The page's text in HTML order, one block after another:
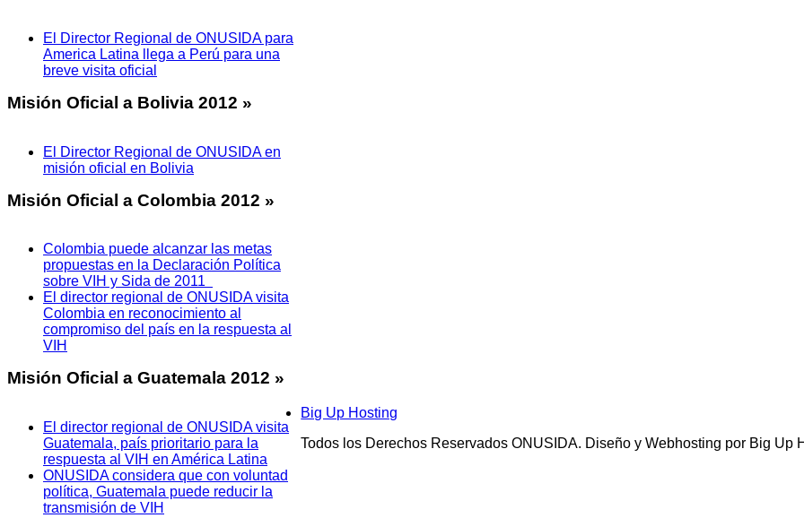
El Director Regional de ONUSIDA para
America Latina llega a Perú para una
breve visita oficial
Misión Oficial a Bolivia 2012 »
El Director Regional de ONUSIDA en
misión oficial en Bolivia
Misión Oficial a Colombia 2012 »
Colombia puede alcanzar las metas
propuestas en la Declaración Política
sobre VIH y Sida de 2011
El director regional de ONUSIDA visita
Colombia en reconocimiento al
compromiso del país en la respuesta al
VIH
Misión Oficial a Guatemala 2012 »
El director regional de ONUSIDA visita
Guatemala, país prioritario para la
respuesta al VIH en América Latina
ONUSIDA considera que con voluntad
política, Guatemala puede reducir la
transmisión de VIH
Big Up Hosting
Todos los Derechos Reservados ONUSIDA. Diseño y Webhosting por Big Up